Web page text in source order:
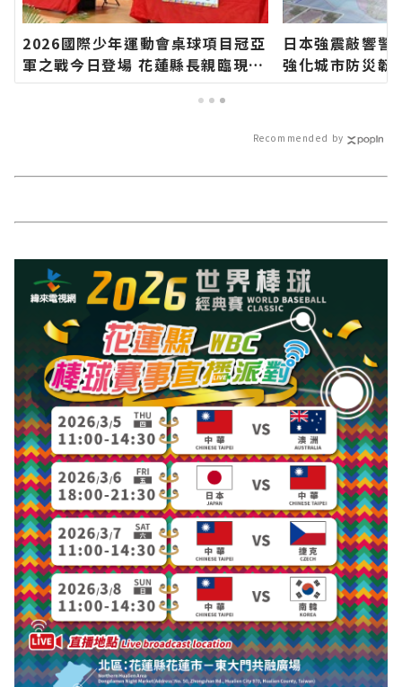
2026國際少年運動會桌球項目冠亞
軍之戰今日登場 花蓮縣長親臨現場
觀賽為小將加油∣花蓮新聞網官方
網站各類新聞－最快速的今日新聞
日本強震敲響警
強化城市防災
方網站各類新聞
Recommended by